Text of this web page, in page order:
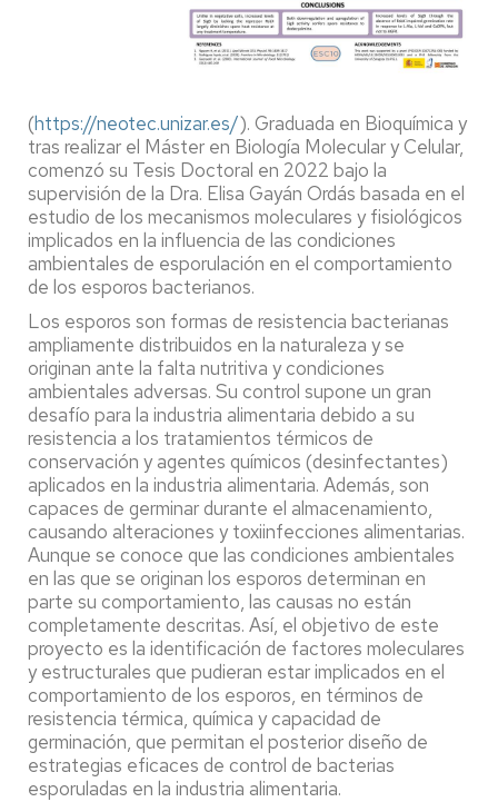
(https://neotec.unizar.es/). Graduada en Bioquímica y
tras realizar el Máster en Biología Molecular y Celular,
comenzó su Tesis Doctoral en 2022 bajo la
supervisión de la Dra. Elisa Gayán Ordás basada en el
estudio de los mecanismos moleculares y fisiológicos
implicados en la influencia de las condiciones
ambientales de esporulación en el comportamiento
de los esporos bacterianos.
Los esporos son formas de resistencia bacterianas
ampliamente distribuidos en la naturaleza y se
originan ante la falta nutritiva y condiciones
ambientales adversas. Su control supone un gran
desafío para la industria alimentaria debido a su
resistencia a los tratamientos térmicos de
conservación y agentes químicos (desinfectantes)
aplicados en la industria alimentaria. Además, son
capaces de germinar durante el almacenamiento,
causando alteraciones y toxiinfecciones alimentarias.
Aunque se conoce que las condiciones ambientales
en las que se originan los esporos determinan en
parte su comportamiento, las causas no están
completamente descritas. Así, el objetivo de este
proyecto es la identificación de factores moleculares
y estructurales que pudieran estar implicados en el
comportamiento de los esporos, en términos de
resistencia térmica, química y capacidad de
germinación, que permitan el posterior diseño de
estrategias eficaces de control de bacterias
esporuladas en la industria alimentaria.